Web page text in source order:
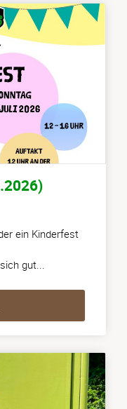
ein Kinderfest
gut...